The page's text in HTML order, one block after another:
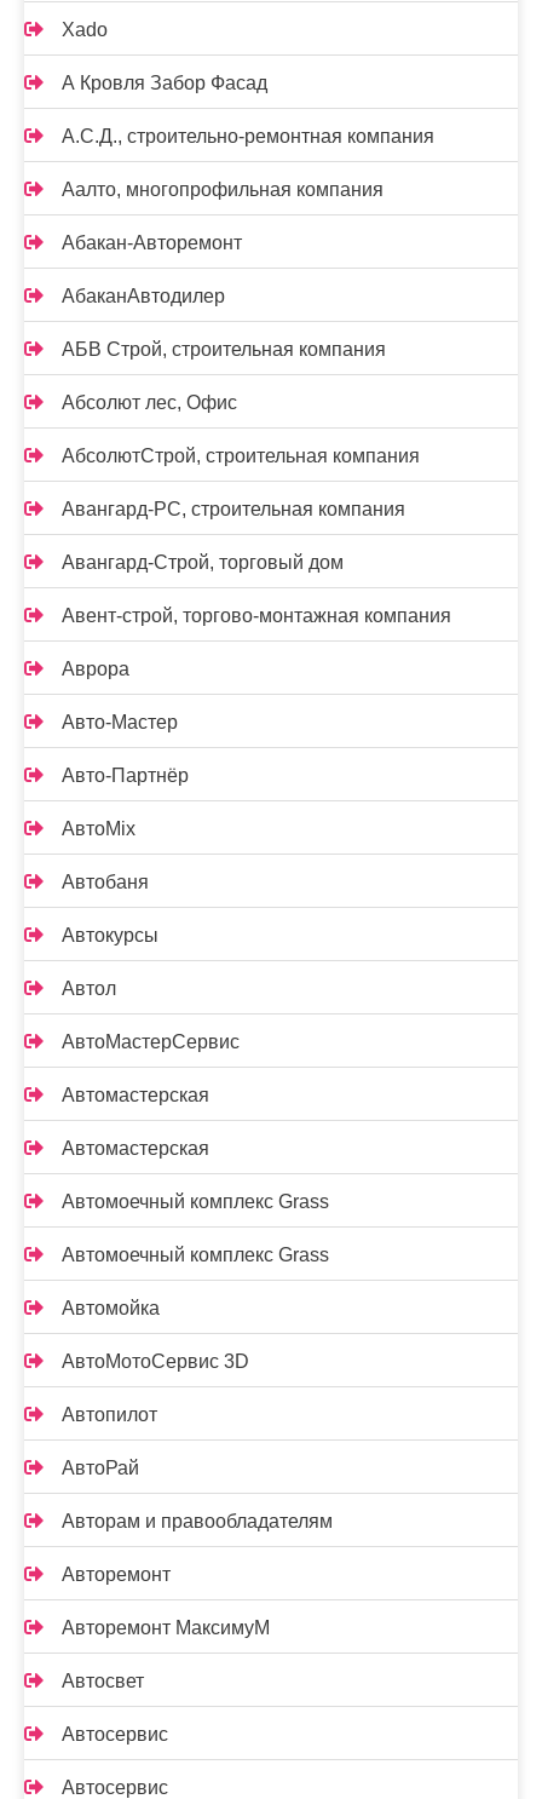
Xado
А Кровля Забор Фасад
А.С.Д., строительно-ремонтная компания
Аалто, многопрофильная компания
Абакан-Авторемонт
АбаканАвтодилер
АБВ Строй, строительная компания
Абсолют лес, Офис
АбсолютСтрой, строительная компания
Авангард-РС, строительная компания
Авангард-Строй, торговый дом
Авент-строй, торгово-монтажная компания
Аврора
Авто-Мастер
Авто-Партнёр
АвтоMix
Автобаня
Автокурсы
Автол
АвтоМастерСервис
Автомастерская
Автомастерская
Автомоечный комплекс Grass
Автомоечный комплекс Grass
Автомойка
АвтоМотоСервис 3D
Автопилот
АвтоРай
Авторам и правообладателям
Авторемонт
Авторемонт МаксимуМ
Автосвет
Автосервис
Автосервис